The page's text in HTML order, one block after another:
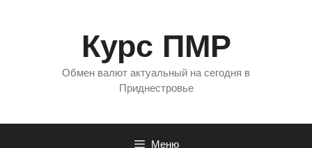
Курс ПМР
Обмен валют актуальный на сегодня в
Приднестровье
Меню